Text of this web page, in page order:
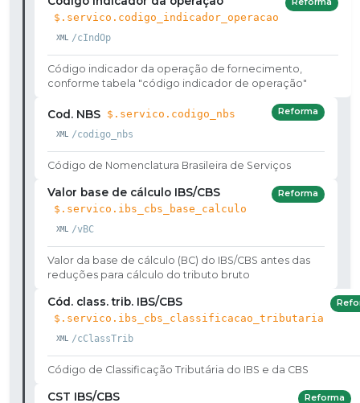
$.servico.codigo_indicador_operacao
/cIndOp
Reforma
Código indicador da operação de fornecimento,
conforme tabela "código indicador de operação"
Cod. NBS $.servico.codigo_nbs
/codigo_nbs
Reforma
Código de Nomenclatura Brasileira de Serviços
Valor base de cálculo IBS/CBS
$.servico.ibs_cbs_base_calculo
/vBC
Reforma
Valor da base de cálculo (BC) do IBS/CBS antes das
reduções para cálculo do tributo bruto
Cód. class. trib. IBS/CBS
$.servico.ibs_cbs_classificacao_tributaria
/cClassTrib
Código de Classificação Tributária do IBS e da CBS
CST IBS/CBS Reforma